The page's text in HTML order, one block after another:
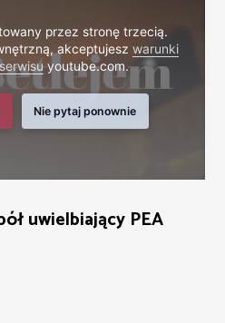
przez stronę trzecią.
akceptujesz warunki
youtube.com.
Nie pytaj ponownie
uwielbiający PEA